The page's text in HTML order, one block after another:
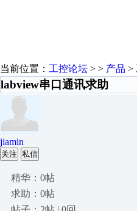
当前位置： 工控论坛 > > 产品 >
labview串口通讯求助
jiamin
关注 私信
精华：0帖
求助：0帖